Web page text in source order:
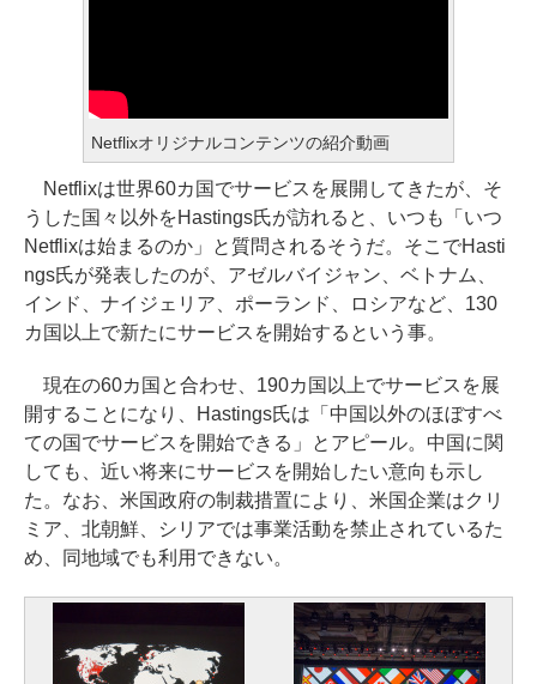
Netflixオリジナルコンテンツの紹介動画
Netflixは世界60カ国でサービスを展開してきたが、そ
うした国々以外をHastings氏が訪れると、いつも「いつ
Netflixは始まるのか」と質問されるそうだ。そこでHasti
ngs氏が発表したのが、アゼルバイジャン、ベトナム、
インド、ナイジェリア、ポーランド、ロシアなど、130
カ国以上で新たにサービスを開始するという事。
現在の60カ国と合わせ、190カ国以上でサービスを展
開することになり、Hastings氏は「中国以外のほぼすべ
ての国でサービスを開始できる」とアピール。中国に関
しても、近い将来にサービスを開始したい意向も示し
た。なお、米国政府の制裁措置により、米国企業はクリ
ミア、北朝鮮、シリアでは事業活動を禁止されているた
め、同地域でも利用できない。